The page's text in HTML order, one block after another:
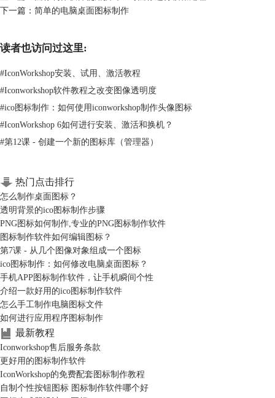
第三种方法：创建一个多图标的快速缩略图快照。 首先，同第二种方法
定”按钮。 接下来，会出现“创建图像快照”的窗口，在这里我们根据需要
口中就会生成这个多图标的快速缩略图快照了。 图标制作软件拥有很多
功能，这需要大家在实际操作中慢慢摸索，今天小编讲解的是使用
IconWorkshop图标制作软件来创建图像快照截图的方法，大家不妨亲自尝
试一下哦，了解更多技巧请查看
图标制作教程
下一篇： 简单的电脑桌面图标制作
读者也访问过这里:
#IconWorkshop安装、试用、激活教程
#Iconworkshop软件教程之改变图像透明度
#ico图标制作：如何使用iconworkshop制作头像图标
#IconWorkshop 6如何进行安装、激活和换机？
#第12课 - 创建一个新的图标库（管理器）
热门点击排行
怎么制作桌面图标？
透明背景的ico图标制作步骤
PNG图标如何制作,专业的PNG图标制作软件
图标制作软件如何编辑图标？
第7课 - 从几个图像对象组成一个图标
ico图标制作：如何修改电脑桌面图标？
手机APP图标制作软件，让手机瞬间个性
介绍一款好用的ico图标制作软件
怎么手工制作电脑图标文件
如何进行应用程序图标制作
最新教程
Iconworkshop售后服务条款
更好用的图标制作软件
IconWorkshop的免费配套图标制作教程
自制个性按钮图标 图标制作软件哪个好